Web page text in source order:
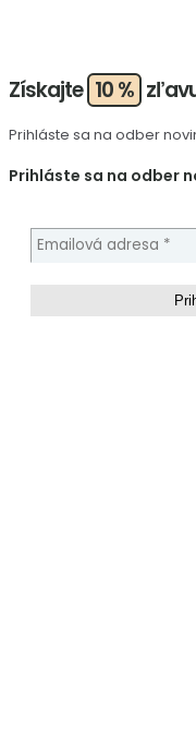
Získajte 10 %
Prihláste sa na odber
Prihláste sa na odber